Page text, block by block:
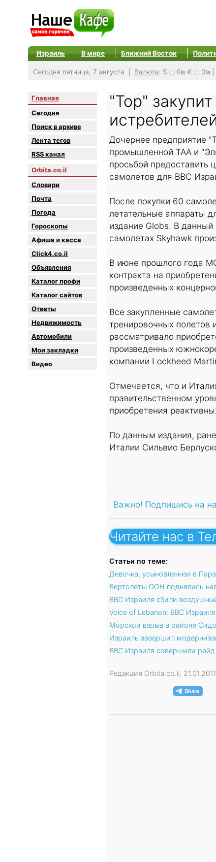
Израиль В мире Ближний Восток
Сегодня пятница, 7 августа | Валюта: $ 0₪ € 0₪
Главная
Сегодня
Поиск в архиве
Лента тегов
RSS канал
Orbita.co.il
Словари
Почта
Погода
Гороскопы
Афиша и касса
Click4.co.il
Объявления
Каталог профи
Каталог сайтов
Oтветы
Недвижимость
Автомобили
Мои закладки
Видео
"Тор"
Дочернее предприятие
промышленной ТАА и
просьбой предоставить
самолетов для ВВС
После покупки 60
летательные аппараты
издание Globs. В
самолетах Skyhawk
В июне прошлого года
контракта на
произведенных
Все закупленные
тренировочных полетов
рассматривало
произведенных
компании Lockheed
Отмечается, что и
правительственном
приобретения
По данным издания,
Италии Сильвио
Важно! Подпишись на
Читайте нас в
Статьи по теме:
Девочка, усыновленная в
Вертолеты ООН поднялись
ВВС Израиля сбили
Voice of Lebanon: ВВС
Морской взрыв в районе
Израиль завершил
ВВС Израиля совершили
Редакция Orbita.co.il,